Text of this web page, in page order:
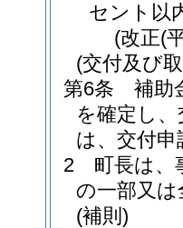
セント以
(改正(
(交付及び
第6条
補助
を確定し
は、交付
2
町長は、
の一部又
(補則)